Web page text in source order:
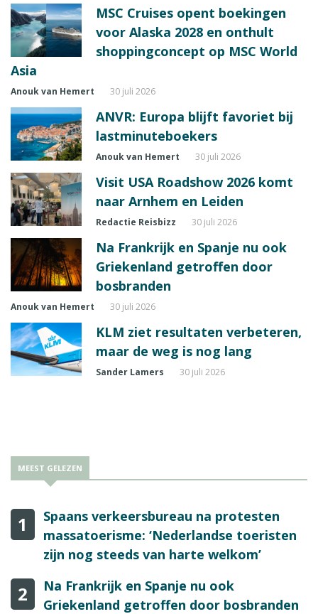
MSC Cruises opent boekingen
voor Alaska 2028 en onthult
shoppingconcept op MSC World
Asia
Anouk van Hemert 30 juli 2026
ANVR: Europa blijft favoriet bij
lastminuteboekers
Anouk van Hemert 30 juli 2026
Visit USA Roadshow 2026 komt
naar Arnhem en Leiden
Redactie Reisbizz 30 juli 2026
Na Frankrijk en Spanje nu ook
Griekenland getroffen door
bosbranden
Anouk van Hemert 30 juli 2026
KLM ziet resultaten verbeteren,
maar de weg is nog lang
Sander Lamers 30 juli 2026
MEEST GELEZEN
1
Spaans verkeersbureau na protesten
massatoerisme: ‘Nederlandse toeristen
zijn nog steeds van harte welkom’
2
Na Frankrijk en Spanje nu ook
Griekenland getroffen door bosbranden